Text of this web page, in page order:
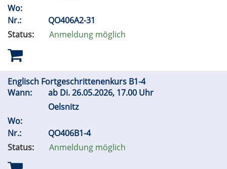
Wo:
Nr.:
QO406A2-31
Status:
Anmeldung möglich
Englisch Fortgeschrittenenkurs B1-4
Wann:
ab Di.26.05.2026, 17.00 Uhr
Oelsnitz
Wo:
Nr.:
QO406B1-4
Status:
Anmeldung möglich